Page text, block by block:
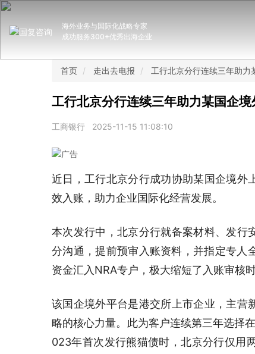
海外业务与国际化战略专家
成功服务300+优秀出海企业
首页 走出去电报 工行北京分行连续三年助
工行北京分行连续三年助力某国企
工商银行 2025-11-15 11:08:10
近日，工行北京分行成功协助某国企境外
效入账，助力企业国际化经营发展。
本次发行中，北京分行就备案材料、发行
分沟通，提前预审入账资料，并指定专人
资金汇入NRA专户，极大缩短了入账审核
该国企境外平台是港交所上市企业，主营
略的核心力量。此为客户连续第三年选择
023年首次发行熊猫债时，北京分行仅用